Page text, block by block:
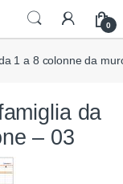
0
1 a 8 colonne da
da
– 03